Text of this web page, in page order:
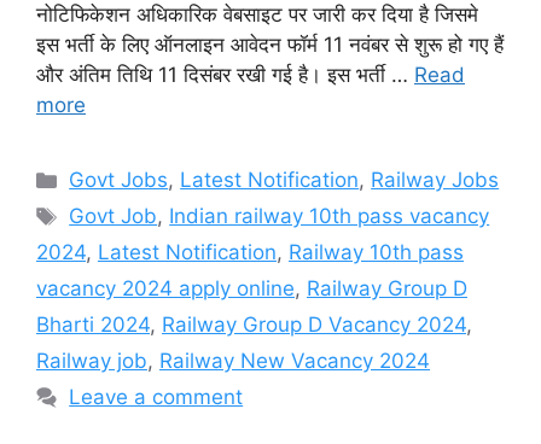
नोटिफिकेशन अधिकारिक वेबसाइट पर जारी कर दिया है जिसमे
इस भर्ती के लिए ऑनलाइन आवेदन फॉर्म 11 नवंबर से शुरू हो गए हैं
और अंतिम तिथि 11 दिसंबर रखी गई है। इस भर्ती … Read
more
Categories
Govt Jobs, Latest Notification, Railway Jobs
Tags
Govt Job, Indian railway 10th pass vacancy
2024, Latest Notification, Railway 10th pass
vacancy 2024 apply online, Railway Group D
Bharti 2024, Railway Group D Vacancy 2024,
Railway job, Railway New Vacancy 2024
Leave a comment